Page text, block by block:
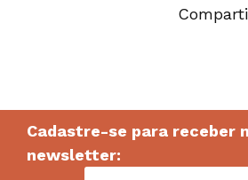
Cadastre-se para receber
newsletter: